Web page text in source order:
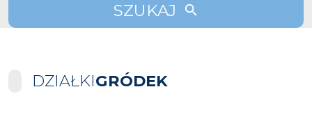
SZUKAJ
DZIAŁKIGRÓDEK